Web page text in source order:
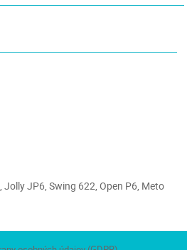
JP6, Swing 622, Open P6, Meto